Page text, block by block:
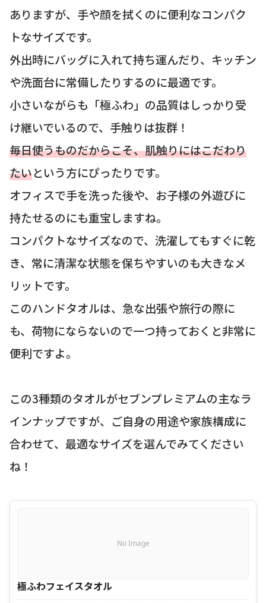
ありますが、手や顔を拭くのに便利なコンパク
トなサイズです。
外出時にバッグに入れて持ち運んだり、キッチン
や洗面台に常備したりするのに最適です。
小さいながらも「極ふわ」の品質はしっかり受
け継いでいるので、手触りは抜群！
毎日使うものだからこそ、肌触りにはこだわり
たいという方にぴったりです。
オフィスで手を洗った後や、お子様の外遊びに
持たせるのにも重宝しますね。
コンパクトなサイズなので、洗濯してもすぐに乾
き、常に清潔な状態を保ちやすいのも大きなメ
リットです。
このハンドタオルは、急な出張や旅行の際に
も、荷物にならないので一つ持っておくと非常に
便利ですよ。
この3種類のタオルがセブンプレミアムの主なラ
インナップですが、ご自身の用途や家族構成に
合わせて、最適なサイズを選んでみてください
ね！
No Image
極ふわフェイスタオル